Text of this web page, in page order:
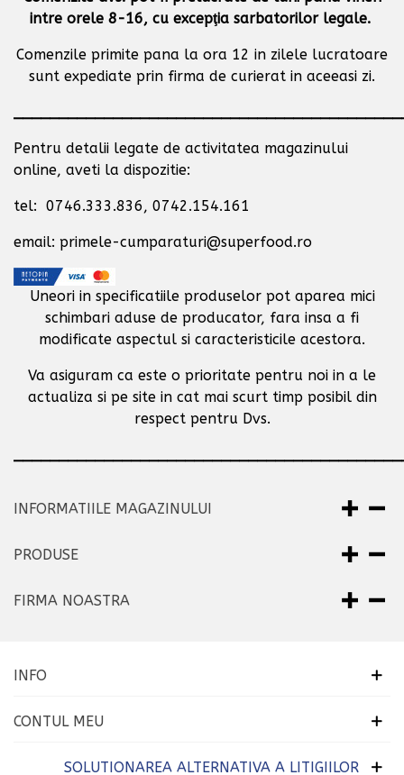
intre orele 8-16, cu excepţia sarbatorilor legale.
Comenzile primite pana la ora 12 in zilele lucratoare
sunt expediate prin firma de curierat in aceeasi zi.
Pentru detalii legate de activitatea magazinului
online, aveti la dispozitie:
tel: 0746.333.836, 0742.154.161
email: primele-cumparaturi@superfood.ro
Uneori in specificatiile produselor pot aparea mici
schimbari aduse de producator, fara insa a fi
modificate aspectul si caracteristicile acestora.
Va asiguram ca este o prioritate pentru noi in a le
actualiza si pe site in cat mai scurt timp posibil din
respect pentru Dvs.
INFORMATIILE MAGAZINULUI
PRODUSE
FIRMA NOASTRA
INFO
CONTUL MEU
SOLUTIONAREA ALTERNATIVA A LITIGIILOR